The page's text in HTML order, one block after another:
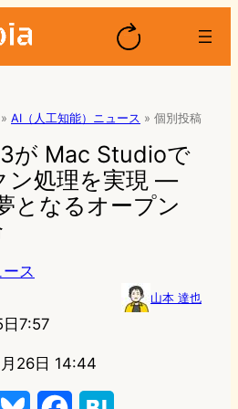
» AI（人工知能）ニュース » 個別投稿
が Mac Studioで
ン処理を実現 —
となるオープン
ス
山本 達也
7:57
26日 14:44